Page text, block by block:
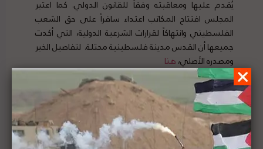
يُقدم عليها ومعاقبته وفقاً للقانون الدولي. كما اعتبر
المجلس افتتاح المكاتب اعتداء سافراً على حق الشعب
الفلسطيني وانتهاكاً لقرارات الشرعية الدولية، التي أكدت
جميعها أن القدس مدينة فلسطينية محتلة. لتفاصيل الخبر
ومصدره الأصلي،هنا
عضو اللجنة التنفيذية لمنظمة التحرير الفلسطينية
يدعو الدول الاوروبية إلى عدم المشاركة في عرقلة